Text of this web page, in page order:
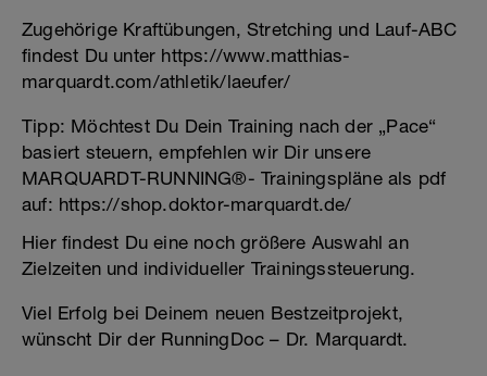
Zugehörige Kraftübungen, Stretching und Lauf-ABC
findest Du unter https://www.matthias-
marquardt.com/athletik/laeufer/
Tipp: Möchtest Du Dein Training nach der „Pace“
basiert steuern, empfehlen wir Dir unsere
MARQUARDT-RUNNING®- Trainingspläne als pdf
auf: https://shop.doktor-marquardt.de/
Hier findest Du eine noch größere Auswahl an
Zielzeiten und individueller Trainingssteuerung.
Viel Erfolg bei Deinem neuen Bestzeitprojekt,
wünscht Dir der RunningDoc – Dr. Marquardt.